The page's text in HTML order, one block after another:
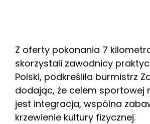
Z oferty pokonania 7
skorzystali zawodnicy
Polski, podkreśliła burmistrz
dodając, że celem sportowej
jest integracja, wspólna
krzewienie kultury fizycznej.